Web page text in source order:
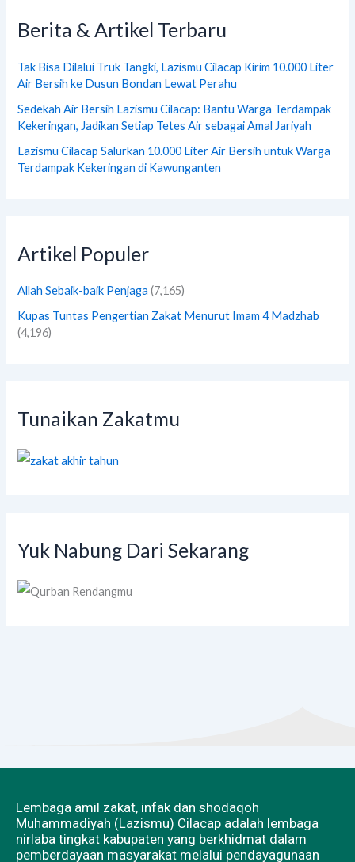
Berita & Artikel Terbaru
Tak Bisa Dilalui Truk Tangki, Lazismu Cilacap Kirim 10.000 Liter
Air Bersih ke Dusun Bondan Lewat Perahu
Sedekah Air Bersih Lazismu Cilacap: Bantu Warga Terdampak
Kekeringan, Jadikan Setiap Tetes Air sebagai Amal Jariyah
Lazismu Cilacap Salurkan 10.000 Liter Air Bersih untuk Warga
Terdampak Kekeringan di Kawunganten
Artikel Populer
Allah Sebaik-baik Penjaga (7,165)
Kupas Tuntas Pengertian Zakat Menurut Imam 4 Madzhab
(4,196)
Tunaikan Zakatmu
Yuk Nabung Dari Sekarang
Lembaga amil zakat, infak dan shodaqoh
Muhammadiyah (Lazismu) Cilacap adalah lembaga
nirlaba tingkat kabupaten yang berkhidmat dalam
pemberdayaan masyarakat melalui pendayagunaan